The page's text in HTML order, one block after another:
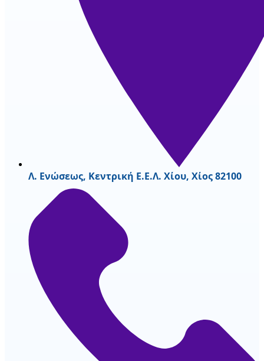
Λ. Ενώσεως, Κεντρική Ε.Ε.Λ. Χίου, Χίος 82100